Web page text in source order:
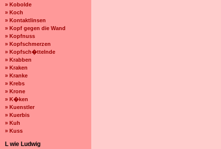
» Kobolde
» Koch
» Kontaktlinsen
» Kopf gegen die Wand
» Kopfnuss
» Kopfschmerzen
» Kopfsch�ttelnde
» Krabben
» Kraken
» Kranke
» Krebs
» Krone
» K�ken
» Kuenstler
» Kuerbis
» Kuh
» Kuss
L wie Ludwig